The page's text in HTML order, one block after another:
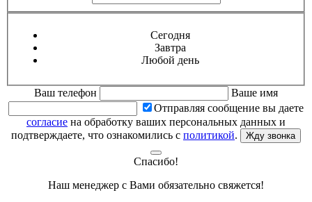
Сегодня
Завтра
Любой день
Ваш телефон
Ваше имя
Отправляя сообщение вы даете
согласие на обработку ваших персональных данных и
подтверждаете, что ознакомились с политикой. Жду звонка
Спасибо!
Наш менеджер с Вами обязательно свяжется!